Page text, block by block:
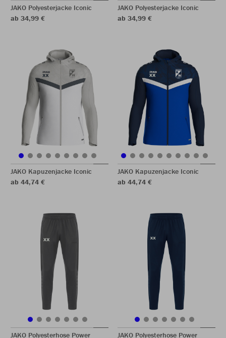
JAKO Polyesterjacke Iconic
ab 34,99 €
JAKO Polyesterjacke Iconic
ab 34,99 €
JAKO Kapuzenjacke Iconic
ab 44,74 €
JAKO Kapuzenjacke Iconic
ab 44,74 €
JAKO Polyesterhose Power
JAKO Polyesterhose Power